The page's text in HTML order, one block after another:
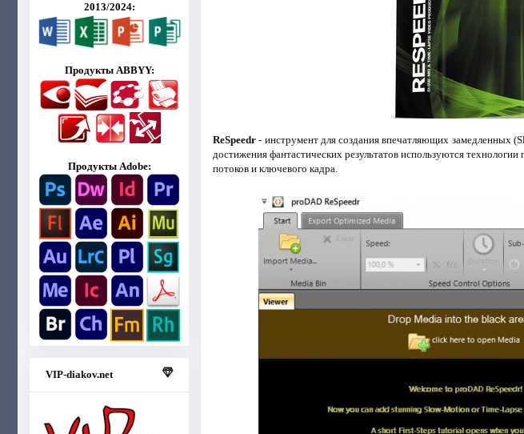
2013/2024:
Продукты ABBYY:
Продукты Adobe:
VIP-diakov.net
ReSpeedr- инструмент для создания впечатляющих замедленных
достижения фантастических результатов используются
потоков и ключевого кадра.